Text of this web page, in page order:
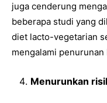
juga cenderung
beberapa studi yang
diet lacto-vegetarian
mengalami
Menurunkan